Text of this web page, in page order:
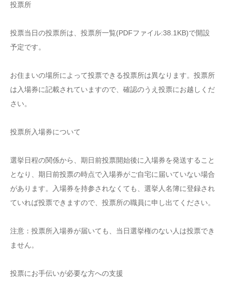
投票所
投票当日の投票所は、投票所一覧(PDFファイル:38.1KB)で開設
予定です。
お住まいの場所によって投票できる投票所は異なります。投票所
は入場券に記載されていますので、確認のうえ投票にお越しくだ
さい。
投票所入場券について
選挙日程の関係から、期日前投票開始後に入場券を発送すること
となり、期日前投票の時点で入場券がご自宅に届いていない場合
があります。入場券を持参されなくても、選挙人名簿に登録され
ていれば投票できますので、投票所の職員に申し出てください。
注意：投票所入場券が届いても、当日選挙権のない人は投票でき
ません。
投票にお手伝いが必要な方への支援